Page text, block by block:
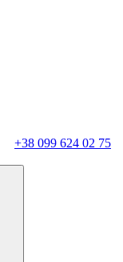
+38 099 624 02 75